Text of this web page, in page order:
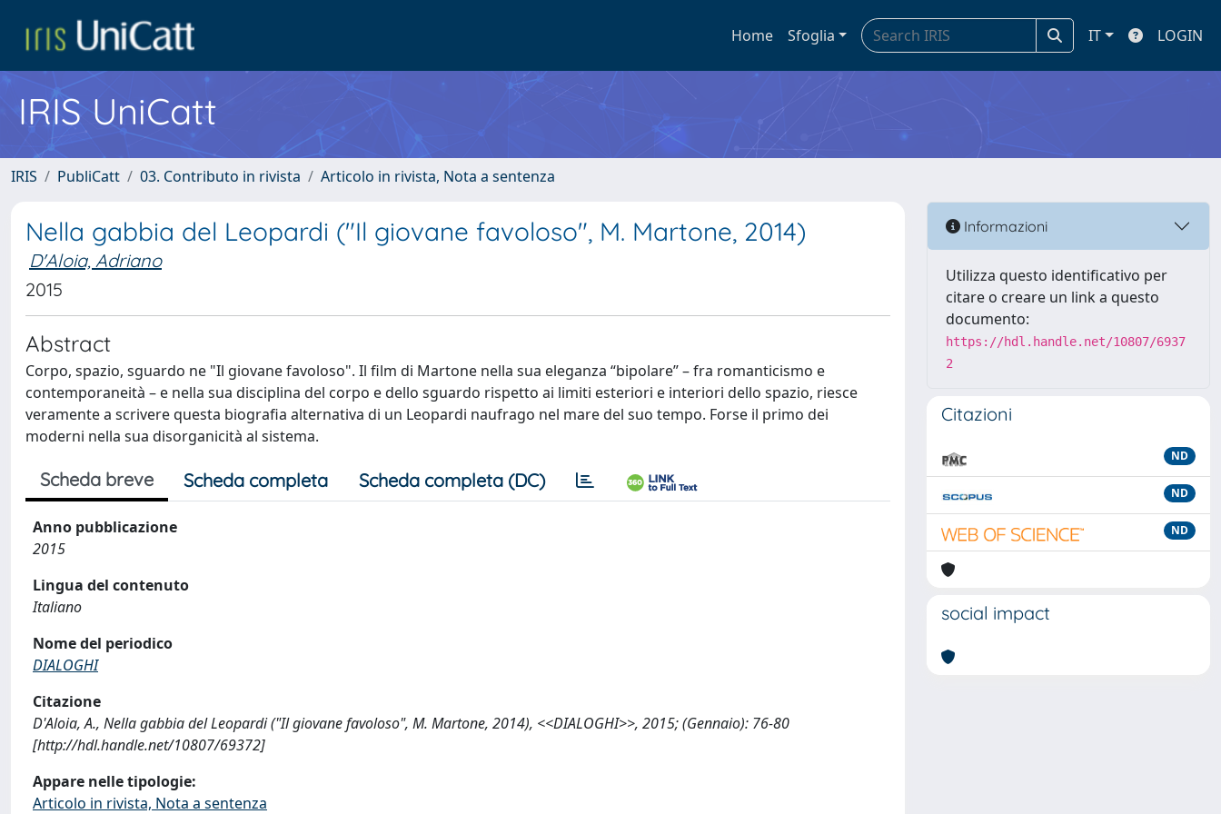
Home Sfoglia IT LOGIN
IRIS UniCatt
IRIS PubliCatt 03. Contributo in rivista Articolo in rivista, Nota a sentenza
Nella gabbia del Leopardi ("Il giovane favoloso", M. Martone, 2014)
D'Aloia, Adriano
2015
Abstract
Corpo, spazio, sguardo ne "Il giovane favoloso". Il film di Martone nella sua eleganza “bipolare” – fra romanticismo e
contemporaneità – e nella sua disciplina del corpo e dello sguardo rispetto ai limiti esteriori e interiori dello spazio, riesce
veramente a scrivere questa biografia alternativa di un Leopardi naufrago nel mare del suo tempo. Forse il primo dei
moderni nella sua disorganicità al sistema.
Scheda breve Scheda completa Scheda completa (DC)
Anno pubblicazione
2015
Lingua del contenuto
Italiano
Nome del periodico
DIALOGHI
Citazione
D'Aloia, A., Nella gabbia del Leopardi ("Il giovane favoloso", M. Martone, 2014), <<DIALOGHI>>, 2015; (Gennaio): 76-80
[http://hdl.handle.net/10807/69372]
Appare nelle tipologie:
Articolo in rivista, Nota a sentenza
Informazioni
Utilizza questo identificativo per
citare o creare un link a questo
documento:
https://hdl.handle.net/10807/6937
2
Citazioni
ND
ND
ND
social impact